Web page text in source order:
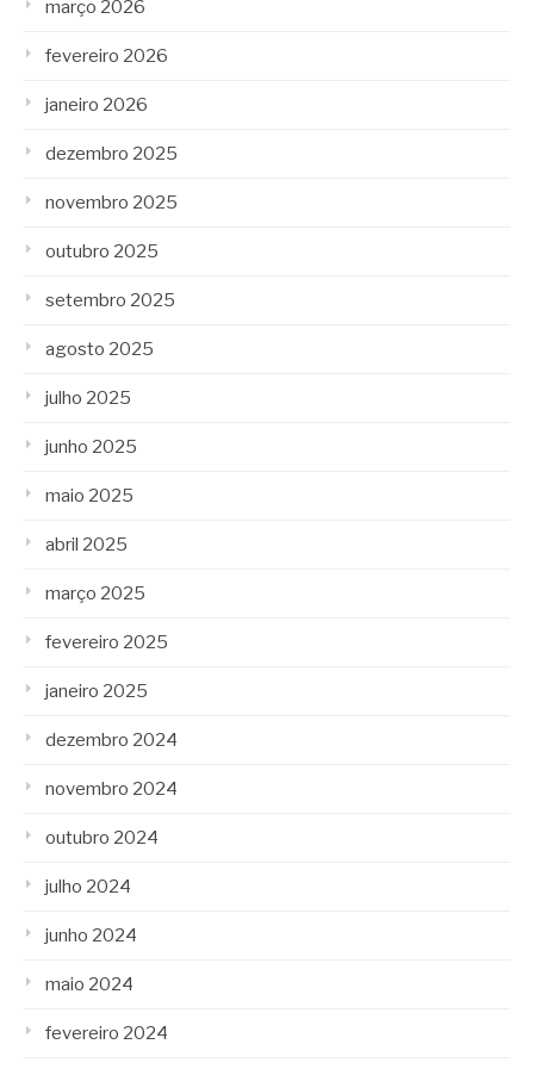
março 2026
fevereiro 2026
janeiro 2026
dezembro 2025
novembro 2025
outubro 2025
setembro 2025
agosto 2025
julho 2025
junho 2025
maio 2025
abril 2025
março 2025
fevereiro 2025
janeiro 2025
dezembro 2024
novembro 2024
outubro 2024
julho 2024
junho 2024
maio 2024
fevereiro 2024